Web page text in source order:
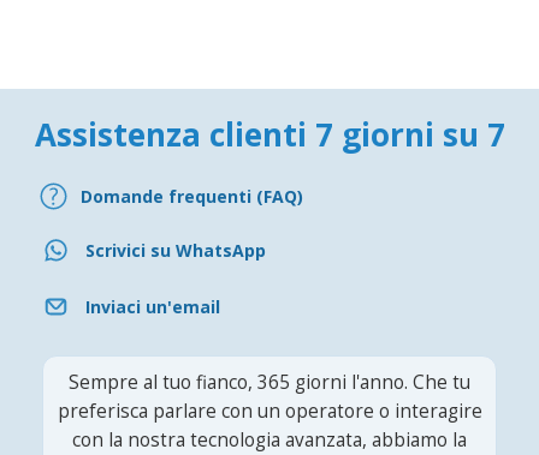
Assistenza clienti 7 giorni su 7
Domande frequenti (FAQ)
Scrivici su WhatsApp
Inviaci un'email
Sempre al tuo fianco, 365 giorni l'anno. Che tu
preferisca parlare con un operatore o interagire
con la nostra tecnologia avanzata, abbiamo la